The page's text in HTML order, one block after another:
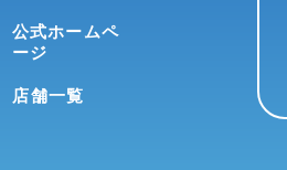
公式ホームペ
ージ
店舗一覧